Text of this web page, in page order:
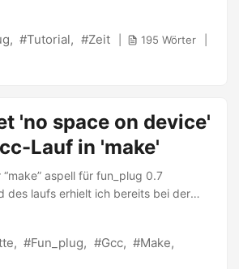
eine aktuelle Zeit auf dem NAS zu
nach ist der interne, mitgebrachte
gut implementiert, sodass
setzen sollte. Für den folgenden
Tutorial Zeit
195 Wörter
'no space on device'
Lauf in 'make'
aspell für fun_plug 0.7
des laufs erhielt ich bereits bei der
1 2 3 4 5 prog/aspell.cpp:2947:1: fatal
/tmp/ccPLN9nP.s: No space left on
make[1]: *** [prog/aspell.o]
directory `aspell-0.60.6.1' make:
Fun_plug Gcc
Make